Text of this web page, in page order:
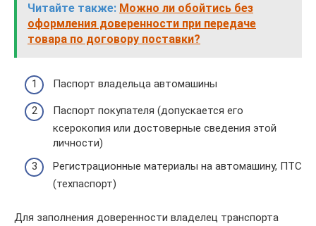
Читайте также: Можно ли обойтись без
оформления доверенности при передаче
товара по договору поставки?
Паспорт владельца автомашины
Паспорт покупателя (допускается его
ксерокопия или достоверные сведения этой
личности)
Регистрационные материалы на автомашину, ПТС
(техпаспорт)
Для заполнения доверенности владелец транспорта